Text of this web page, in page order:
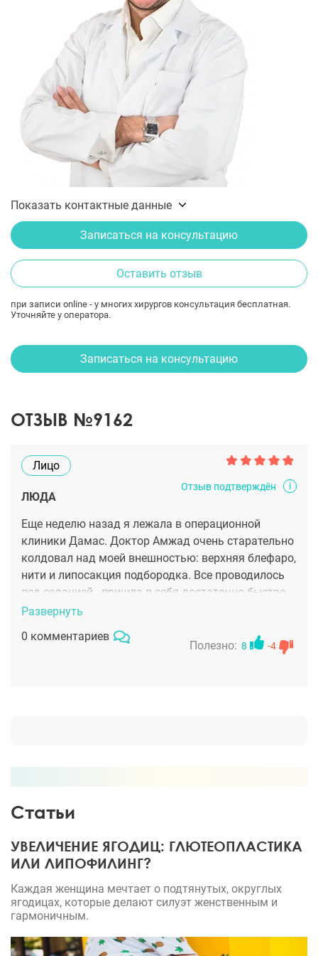
Показать контактные данные
Записаться на консультацию
Оставить отзыв
при записи online - у многих хирургов консультация бесплатная.
Уточняйте у оператора.
Записаться на консультацию
ОТЗЫВ №9162
Отзыв подтверждён i
Лицо
ЛЮДА
Еще неделю назад я лежала в операционной
клиники Дамас. Доктор Амжад очень старательно
колдовал над моей внешностью: верхняя блефаро,
нити и липосакция подбородка. Все проводилось
под седацией - пришла в себя достаточно быстро,
за что большое лучшему анестезиологу Дмитрию!
хирургии.. нервничала я конечно знатно! А зря!
Развернуть
0 комментариев
Полезно: 8 -4
Статьи
УВЕЛИЧЕНИЕ ЯГОДИЦ: ГЛЮТЕОПЛАСТИКА
ИЛИ ЛИПОФИЛИНГ?
Каждая женщина мечтает о подтянутых, округлых
ягодицах, которые делают силуэт женственным и
гармоничным.